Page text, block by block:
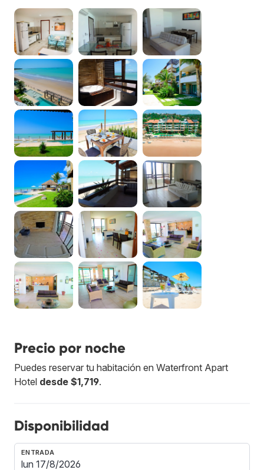
Precio por noche
Puedes reservar tu habitación en Waterfront Apart
Hotel desde $1,719.
Disponibilidad
ENTRADA